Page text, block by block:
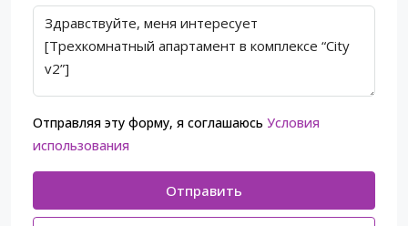
Отправляя эту форму, я соглашаюсь Условия
использования
Отправить